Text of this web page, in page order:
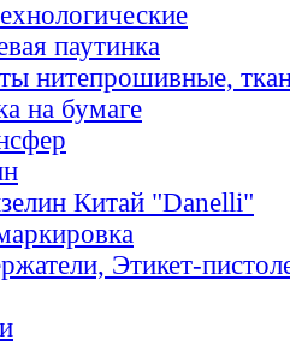
паутинка
нитепрошивные,
на бумаге
Китай "Danelli"
Этикет-